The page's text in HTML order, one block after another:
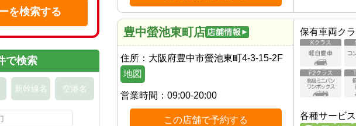
豊中螢池東町店
住所： 大阪府豊中市螢池東町4-3-15-2F
地図
営業時間： 09:00-20:00
この店舗で予約する
保有車両ク
各種サービス
を検索する
で検索
新幹線名 空港名